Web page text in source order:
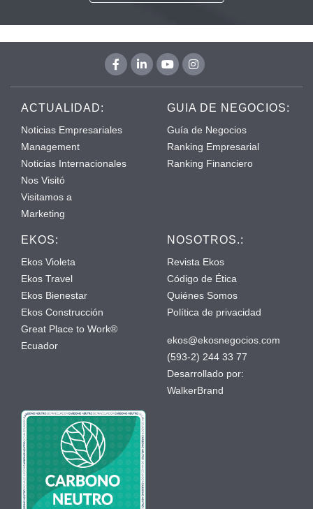
ACTUALIDAD:
Noticias Empresariales
Management
Noticias Internacionales
Nos Visitó
Visitamos a
Marketing
GUIA DE NEGOCIOS:
Guía de Negocios
Ranking Empresarial
Ranking Financiero
EKOS:
Ekos Violeta
Ekos Travel
Ekos Bienestar
Ekos Construcción
Great Place to Work®
Ecuador
NOSOTROS.:
Revista Ekos
Código de Ética
Quiénes Somos
Política de privacidad
ekos@ekosnegocios.com
(593-2) 244 33 77
Desarrollado por:
WalkerBrand